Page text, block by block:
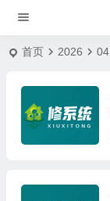
首页 2026 04